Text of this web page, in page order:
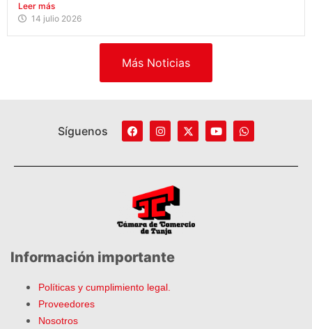
Leer más
14 julio 2026
Más Noticias
Síguenos
Información importante
Políticas y cumplimiento legal.
Proveedores
Nosotros